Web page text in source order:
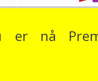
er nå